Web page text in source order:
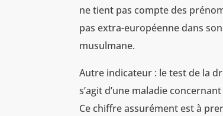
ne tient pas compte des
pas extra-européenne dans
musulmane.
Autre indicateur : le test de la
s’agit d’une maladie
Ce chiffre assurément est à